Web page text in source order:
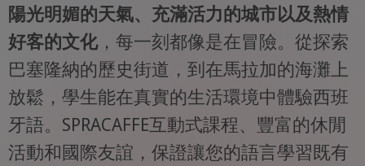
陽光明媚的天氣、充滿活力的城市以及熱情
好客的文化，每一刻都像是在冒險。從探索
巴塞隆納的歷史街道，到在馬拉加的海灘上
放鬆，學生能在真實的生活環境中體驗西班
牙語。SPRACAFFE互動式課程、豐富的休閒
活動和國際友誼，保證讓您的語言學習既有